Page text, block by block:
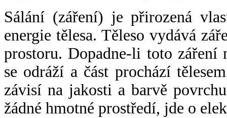
Sálání (záření) je přirozená
energie tělesa. Těleso vydává
prostoru. Dopadne-li toto záření
se odráží a část prochází
závisí na jakosti a barvě
žádné hmotné prostředí, jde o